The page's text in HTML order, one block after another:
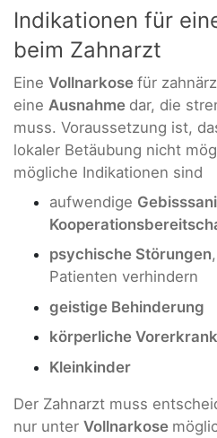
Indikationen für
beim Zahnarzt
Eine Vollnarkose für
eine Ausnahme dar, die
muss. Voraussetzung ist,
lokaler Betäubung nicht
mögliche Indikationen sind
aufwendige
psychische Störungen
Patienten verhindern
geistige Behinderung
körperliche
Kleinkinder
Der Zahnarzt muss
nur unter Vollnarkose